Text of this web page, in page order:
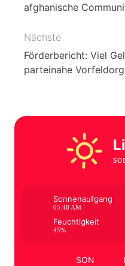
afghanische
Nächste
Förderbericht: Viel
parteinahe
Sonnenaufgang
05:48 AM
Feuchtigkeit
45%
SON